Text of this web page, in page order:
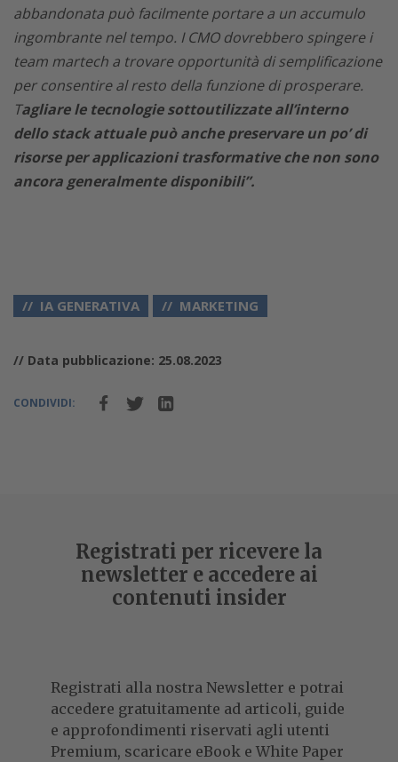
abbandonata può facilmente portare a un accumulo
ingombrante nel tempo. I CMO dovrebbero spingere i
team martech a trovare opportunità di semplificazione
per consentire al resto della funzione di prosperare.
Tagliare le tecnologie sottoutilizzate all’interno
dello stack attuale può anche preservare un po’ di
risorse per applicazioni trasformative che non sono
ancora generalmente disponibili”.
IA GENERATIVA MARKETING
// Data pubblicazione: 25.08.2023
CONDIVIDI:
Registrati per ricevere la
newsletter e accedere ai
contenuti insider
Registrati alla nostra Newsletter e potrai
accedere gratuitamente ad articoli, guide
e approfondimenti riservati agli utenti
Premium, scaricare eBook e White Paper